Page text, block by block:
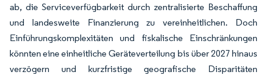
ab, die Serviceverfügbarkeit durch zentralisierte Beschaffung
und landesweite Finanzierung zu vereinheitlichen. Doch
Einführungskomplexitäten und fiskalische Einschränkungen
könnten eine einheitliche Geräteverteilung bis über 2027 hinaus
verzögern und kurzfristige geografische Disparitäten